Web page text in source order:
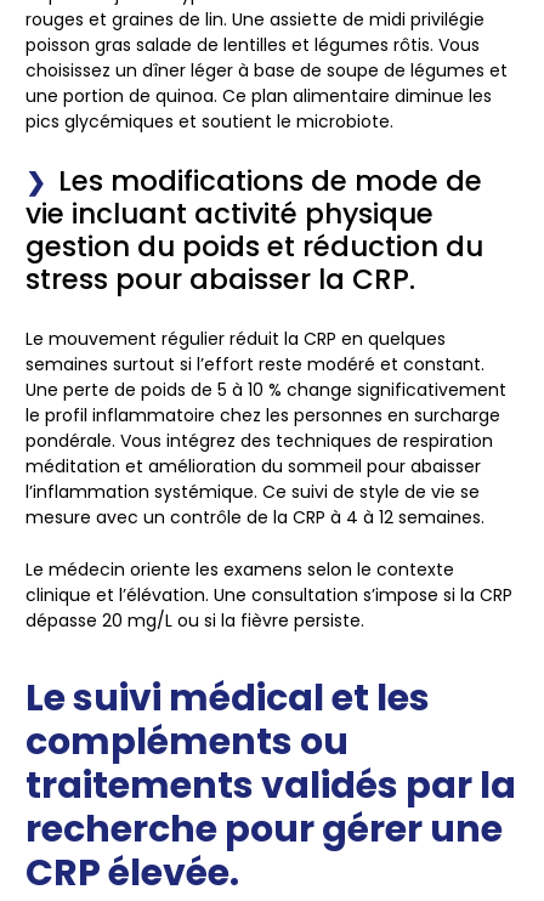
rouges et graines de lin. Une assiette de midi privilégie
poisson gras salade de lentilles et légumes rôtis. Vous
choisissez un dîner léger à base de soupe de légumes et
une portion de quinoa. Ce plan alimentaire diminue les
pics glycémiques et soutient le microbiote.
Les modifications de mode de
vie incluant activité physique
gestion du poids et réduction du
stress pour abaisser la CRP.
Le mouvement régulier réduit la CRP en quelques
semaines surtout si l’effort reste modéré et constant.
Une perte de poids de 5 à 10 % change significativement
le profil inflammatoire chez les personnes en surcharge
pondérale. Vous intégrez des techniques de respiration
méditation et amélioration du sommeil pour abaisser
l’inflammation systémique. Ce suivi de style de vie se
mesure avec un contrôle de la CRP à 4 à 12 semaines.
Le médecin oriente les examens selon le contexte
clinique et l’élévation. Une consultation s’impose si la CRP
dépasse 20 mg/L ou si la fièvre persiste.
Le suivi médical et les
compléments ou
traitements validés par la
recherche pour gérer une
CRP élevée.